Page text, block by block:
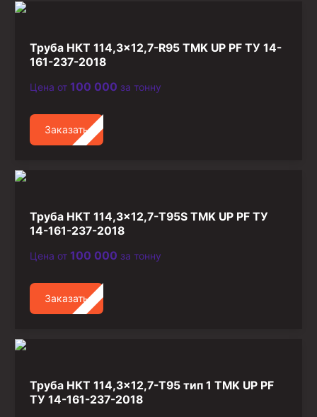
Труба НКТ 114,3×12,7-R95 TMK UP PF ТУ 14-
161-237-2018
Цена от 100 000 за тонну
Заказать
Труба НКТ 114,3×12,7-T95S TMK UP PF ТУ
14-161-237-2018
Цена от 100 000 за тонну
Заказать
Труба НКТ 114,3×12,7-T95 тип 1 TMK UP PF
ТУ 14-161-237-2018